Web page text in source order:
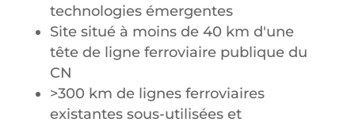
technologies émergentes
Site situé à moins de 40 km d'une
tête de ligne ferroviaire publique du
CN
>300 km de lignes ferroviaires
existantes sous-utilisées et